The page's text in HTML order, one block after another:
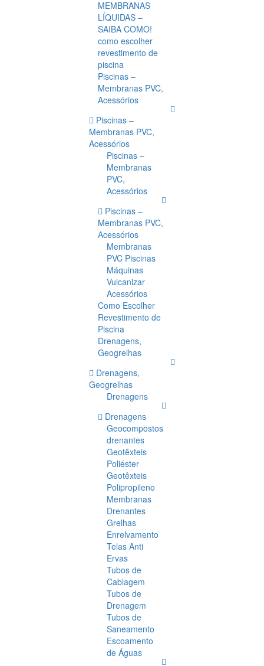
MEMBRANAS
LÍQUIDAS –
SAIBA COMO!
como escolher
revestimento de
piscina
Piscinas –
Membranas PVC,
Acessórios
Piscinas –
Membranas PVC,
Acessórios
Piscinas –
Membranas
PVC,
Acessórios
Piscinas –
Membranas PVC,
Acessórios
Membranas
PVC Piscinas
Máquinas
Vulcanizar
Acessórios
Como Escolher
Revestimento de
Piscina
Drenagens,
Geogrelhas
Drenagens,
Geogrelhas
Drenagens
Drenagens
Geocompostos
drenantes
Geotêxteis
Poliéster
Geotêxteis
Polipropileno
Membranas
Drenantes
Grelhas
Enrelvamento
Telas Anti
Ervas
Tubos de
Cablagem
Tubos de
Drenagem
Tubos de
Saneamento
Escoamento
de Águas